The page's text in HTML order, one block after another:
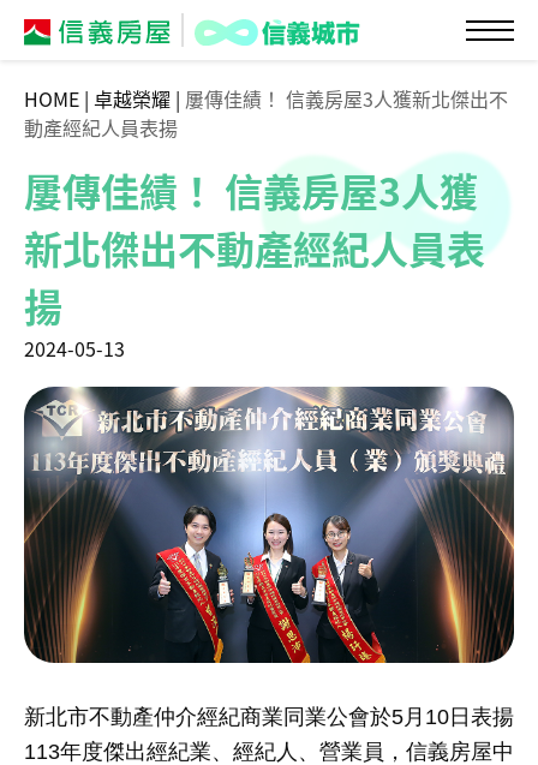
HOME | 卓越榮耀 | 屢傳佳績！ 信義房屋3人獲新北傑出不
動產經紀人員表揚
屢傳佳績！ 信義房屋3人獲
新北傑出不動產經紀人員表
揚
2024-05-13
新北市不動產仲介經紀商業同業公會於5 月 10日表揚
113年度傑出經紀業、經紀人、營業員，信義房屋中